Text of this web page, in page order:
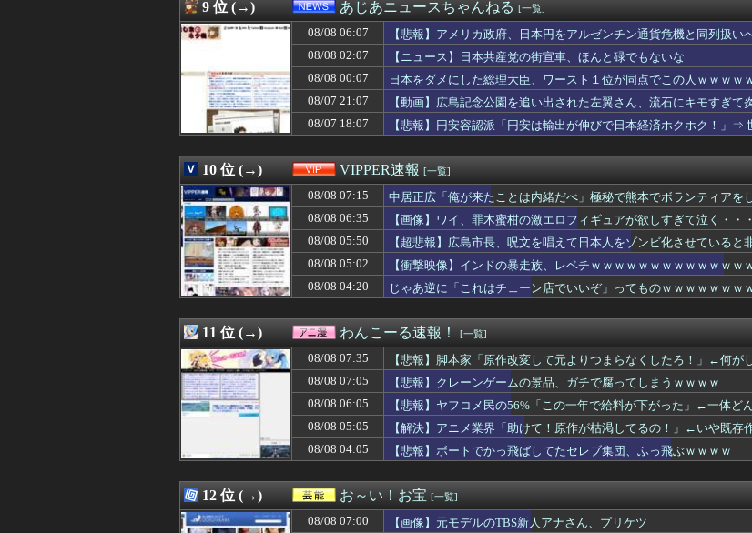
08/08 06:31
お前らずっと「今PC買うのは時期が悪い」って言ってないか？
08/08 06:30
【画像】あのちゃんの後ろ姿、「デカい」「いや普通」で大論争ｗｗｗｗ
国税庁、「前例のない悪質な」不祥事が次々発覚して終わる「パパ活」「情報漏え
ワイ、「着衣おっばい」でしか抜けない体質になってしまうｗｗｗｗｗ
08/08 06:30
【海外の反応】デコトラは過小評価されている日本のサブカルチャーだ！
08/08 06:30
韓国のサッカー審判に対する性接待疑惑、ついに日本や英国メディアにも取り上げ
08/08 06:30
【サッカー】スペイン代表ＭＦロドリ、レアル入り目前から一転、バルサ加入へ
08/08 06:30
【歓喜】AIが作った遊戯王カードクイズ、日本のアニオタを驚愕させるｗｗｗｗ
08/08 06:27
【甲子園】青森山田が暑さ対策でユニ一新 ボタン廃止でTシャツ素材ｗｗｗ
08/08 06:25
【悲報】デリヘル嬢に買ってきたばかりのペットボトルのお茶渡したwwww
08/08 06:25
上条当麻さん、女子寮暮らしwwwwww
08/08 06:23
海外「選手の反発が楽しみ」モウリーニョがレアル・に導入した新ルール（海外の
08/08 06:21
韓国人「日本が誇るキャプテン翼の高橋陽一は実は〇〇を知らなかった」
08/08 06:21
神戸や町田が嫌いな理由がわかったわ…
08/08 06:20
【朗報画像】レゴランドにメガネお姉さん現るｗｗｗｗ 【Pickup070930...
08/08 06:19
【S評価】AKB伊藤百花は 圧倒的なスター性を持ち合わせ 立ち振る舞いや言葉選...
08/08 06:19
自慢話の辞めさせ方
08/08 06:18
【衝撃】SES10年目のワイ、転職するか迷うｗｗｗｗｗ
08/08 06:16
台風15号、東北直撃へｗｗｗｗｗｗｗｗｗｗ
08/08 06:15
義兄嫁が「子どもを犠牲にしてまでキャリアってほしい？」って言ってきた。そ
08/08 06:15
【画像】エロすぎ合成疑惑の栗饅頭、大集合ｗｗｗｗｗ
08/08 06:15
無職ぼく、ラブホ配送の仕事が決まったらこうなるwww
08/08 06:13
衆院選で消費税廃止を訴えていた参政党の神谷代表､食料品の消費税減税について
【衝撃】元TBS山本里菜アナ（32）、『重大発表』キタァアアアアーーーー！！
俺、弟の嫁に一目惚れしてしまった。どうにもならんよな？
08/08 06:12
鹿児島市電と車が衝突…運転手は事故後に逃走
08/08 06:11
【悲報】甲子園での応援、禁止へ。大逆転負けの投手号泣「相手の応援が凄くて」
08/08 06:10
【朗報】ヒカキンなんと実質200万円以上の支援物資を寄付してしまう・・・
08/08 06:10
【画像】スカパーさん、野球中継で子連れママさんの乳をモロ映し
9 位 (→) あじあニュースちゃんねる [一覧]
08/08 06:07
【悲報】アメリカ政府、日本円をアルゼンチン通貨危機と同列扱い
08/08 02:07
【ニュース】日本共産党の街宣車、ほんと碌でもないな
08/08 00:07
日本をダメにした総理大臣、ワースト１位が同点でこの人ｗｗｗｗ
08/07 21:07
【動画】広島記念公園を追い出された左翼さん、流石にキモすぎて
08/07 18:07
【悲報】円安容認派「円安は輸出が伸びで日本経済ホクホク！」⇒
10 位 (→) VIPPER速報 [一覧]
08/08 07:15
中居正広「俺が来たことは内緒だべ」極秘で熊本でボランティアを
08/08 06:35
【画像】ワイ、罪木蜜柑の激エロフィギュアが欲しすぎて泣く・・
08/08 05:50
【超悲報】広島市長、呪文を唱えて日本人をゾンビ化させていると
08/08 05:02
【衝撃映像】インドの暴走族、レベチｗｗｗｗｗｗｗｗｗｗｗｗｗ
08/08 04:20
じゃあ逆に「これはチェーン店でいいぞ」ってものｗｗｗｗｗｗｗ
11 位 (→) わんこーる速報！ [一覧]
08/08 07:35
【悲報】脚本家「原作改変して元よりつまらなくしたろ！」←何が
08/08 07:05
【悲報】クレーンゲームの景品、ガチで腐ってしまうｗｗｗｗ
08/08 06:05
【悲報】ヤフコメ民の56%「この一年で給料が下がった」←一体ど
08/08 05:05
【解決】アニメ業界「助けて！原作が枯渇してるの！」←いや既存
08/08 04:05
【悲報】ボートでかっ飛ばしてたセレブ集団、ふっ飛ぶｗｗｗｗ
12 位 (→) お～い！お宝 [一覧]
08/08 07:00
【画像】元モデルのTBS新人アナさん、プリケツ